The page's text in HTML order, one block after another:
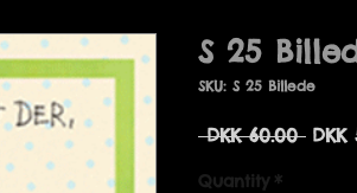
S 25
SKU: S 25 Billede
DKK 60.00 DKK
Quantity *